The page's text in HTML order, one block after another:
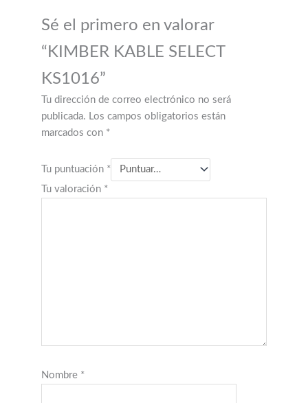
Sé el primero en valorar
“KIMBER KABLE SELECT
KS1016”
Tu dirección de correo electrónico no será
publicada. Los campos obligatorios están
marcados con *
Tu puntuación *
Tu valoración *
Nombre *